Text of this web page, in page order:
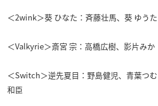
＜2wink＞葵 ひなた：斉藤壮馬、葵 ゆう
＜Valkyrie＞斎宮 宗：高橋広樹、影片みか
＜Switch＞逆先夏目：野島健児、青葉つ
和臣